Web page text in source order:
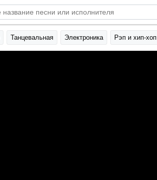
Танцевальная Электроника Рэп и хип-хоп